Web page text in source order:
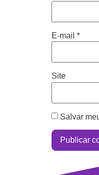
E-mail *
Site
Salvar